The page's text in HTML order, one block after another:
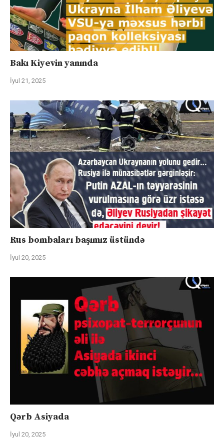
Bakı Kiyevin yanında
İyul 21, 2025
Rus bombaları başımız üstündə
İyul 20, 2025
Qərb Asiyada
İyul 20, 2025